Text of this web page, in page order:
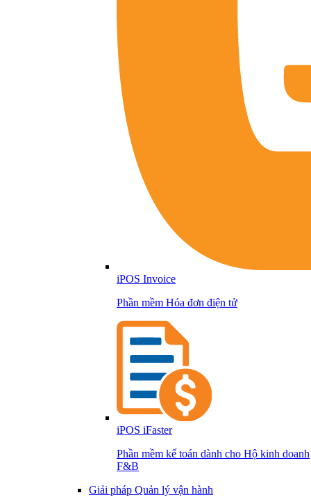
iPOS Invoice
Phần mềm Hóa đơn điện tử
iPOS iFaster
Phần mềm kế toán dành cho Hộ kinh doanh
F&B
Giải pháp Quản lý vận hành